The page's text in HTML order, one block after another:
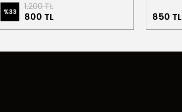
%33 1.200 TL
800 TL 850 TL